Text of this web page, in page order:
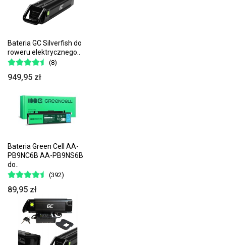
Bateria GC Silverfish do
roweru elektrycznego..
(8)
949,95 zł
Bateria Green Cell AA-
PB9NC6B AA-PB9NS6B
do..
(392)
89,95 zł